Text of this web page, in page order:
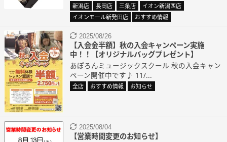
新潟店 長岡店 三条店
イオン新潟西店
イオンモール新発田店
おすすめ情報
2025/08/26
【入会金半額】秋の入会キャンペーン実施
中！！【オリジナルバッグプレゼント】
あぽろんミュージックスクール 秋の入会キャン
ペーン開催中です♪ 11/...
全店 おすすめ情報 お知らせ
2025/08/04
【営業時間変更のお知らせ】